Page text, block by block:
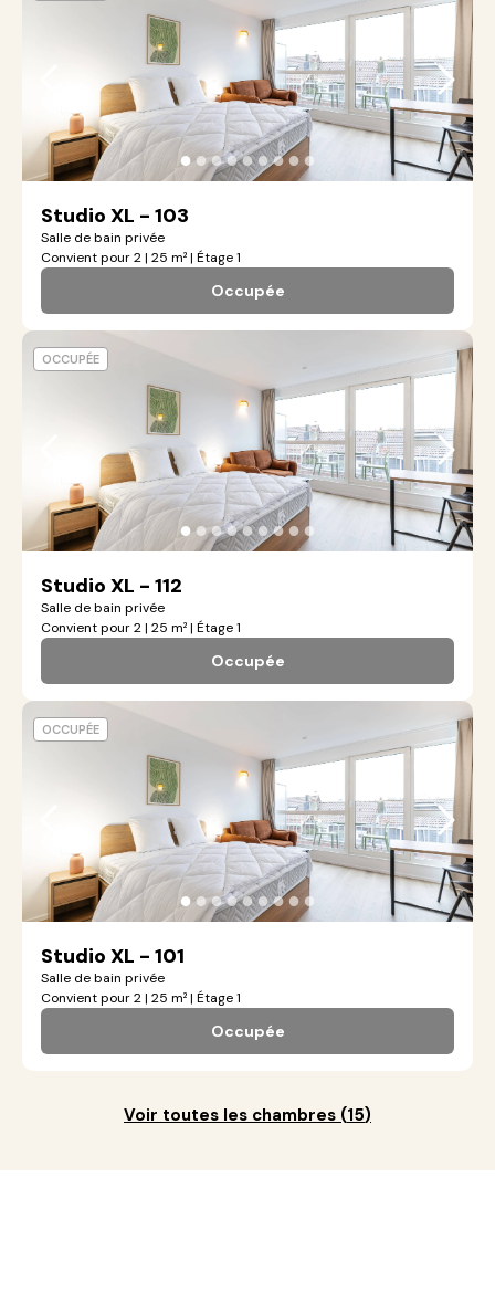
● ●●●●●●●●
Studio XL - 103
Salle de bain privée
Convient pour 2 | 25 m² | Étage 1
Occupée
● ●●●●●●●●
Studio XL - 112
Salle de bain privée
Convient pour 2 | 25 m² | Étage 1
Occupée
OCCUPÉE
● ●●●●●●●●
Studio XL - 101
Salle de bain privée
Convient pour 2 | 25 m² | Étage 1
Occupée
OCCUPÉE
Voir toutes les chambres (15)